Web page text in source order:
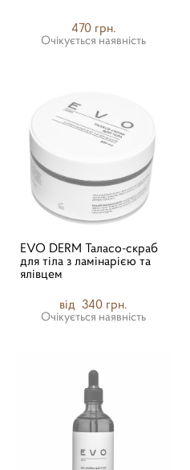
470 грн.
Очікується наявність
EVO DERM Таласо-скраб
для тіла з ламінарією та
ялівцем
від 340 грн.
Очікується наявність